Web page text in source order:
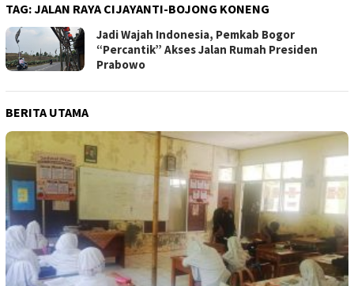
TAG:JALAN RAYA CIJAYANTI-BOJONG KONENG
Jadi Wajah Indonesia, Pemkab Bogor
“Percantik” Akses Jalan Rumah Presiden
Prabowo
BERITA UTAMA